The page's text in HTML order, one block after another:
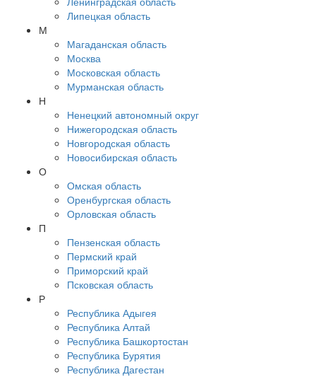
Липецкая область
М
Магаданская область
Москва
Московская область
Мурманская область
Н
Ненецкий автономный округ
Нижегородская область
Новгородская область
Новосибирская область
О
Омская область
Оренбургская область
Орловская область
П
Пензенская область
Пермский край
Приморский край
Псковская область
Р
Республика Адыгея
Республика Алтай
Республика Башкортостан
Республика Бурятия
Республика Дагестан